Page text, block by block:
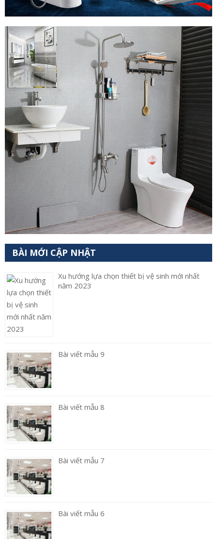
BÀI MỚI CẬP NHẬT
Xu hướng lựa chọn thiết bị vệ sinh mới nhất
năm 2023
Bài viết mẫu 9
Bài viết mẫu 8
Bài viết mẫu 7
Bài viết mẫu 6